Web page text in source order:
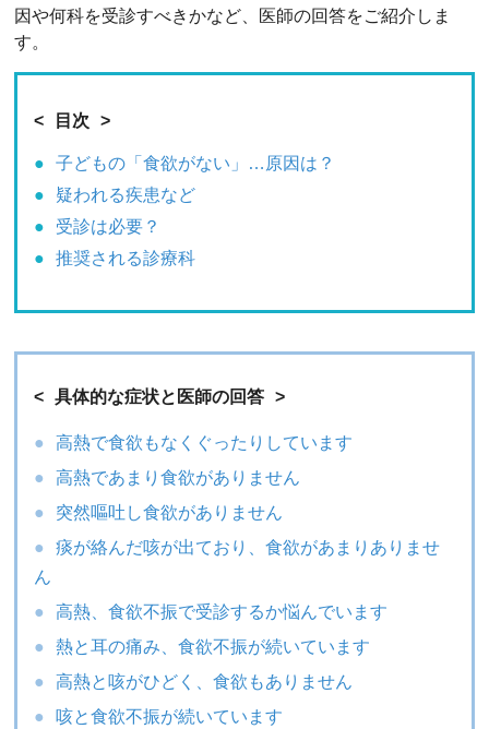
因や何科を受診すべきかなど、医師の回答をご紹介しま
す。
目次
子どもの「食欲がない」…原因は？
疑われる疾患など
受診は必要？
推奨される診療科
具体的な症状と医師の回答
高熱で食欲もなくぐったりしています
高熱であまり食欲がありません
突然嘔吐し食欲がありません
痰が絡んだ咳が出ており、食欲があまりありませ
ん
高熱、食欲不振で受診するか悩んでいます
熱と耳の痛み、食欲不振が続いています
高熱と咳がひどく、食欲もありません
咳と食欲不振が続いています